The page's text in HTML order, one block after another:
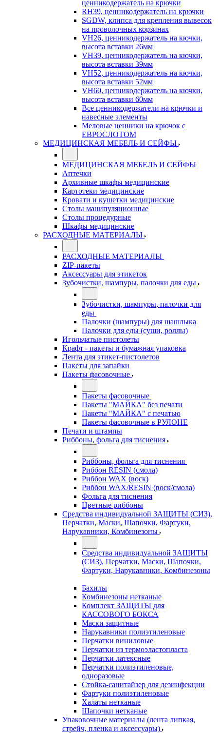
ценникодержатель на крючки
RH39, ценникодержатель на крючки
SGDW, клипса для крепления вывесок
на проволочных корзинах
VH26, ценникодержатель на кючки,
высота вставки 26мм
VH39, ценникодержатель на кючки,
высота вставки 39мм
VH52, ценникодержатель на кючки,
высота вставки 52мм
VH60, ценникодержатель на кючки,
высота вставки 60мм
Все ценникодержатели на крючки и
навесные элементы
Меловые ценники на крючок с
ЕВРОСЛОТОМ
МЕДИЦИНСКАЯ МЕБЕЛЬ И СЕЙФЫ
МЕДИЦИНСКАЯ МЕБЕЛЬ И СЕЙФЫ
Аптечки
Архивные шкафы медицинские
Картотеки медицинские
Кровати и кушетки медицинские
Столы манипуляционные
Столы процедурные
Шкафы медицинские
РАСХОДНЫЕ МАТЕРИАЛЫ
РАСХОДНЫЕ МАТЕРИАЛЫ
ZIP-пакеты
Аксессуары для этикеток
Зубочистки, шампуры, палочки для еды
Зубочистки, шампуры, палочки для
еды
Палочки (шампуры) для шашлыка
Палочки для еды (суши, роллы)
Игольчатые пистолеты
Крафт - пакеты и бумажная упаковка
Лента для этикет-пистолетов
Пакеты для запайки
Пакеты фасовочные
Пакеты фасовочные
Пакеты "МАЙКА" без печати
Пакеты "МАЙКА" с печатью
Пакеты фасовочные в РУЛОНЕ
Печати и штампы
Риббоны, фольга для тиснения
Риббоны, фольга для тиснения
Риббон RESIN (смола)
Риббон WAX (воск)
Риббон WAX/RESIN (воск/смола)
Фольга для тиснения
Цветные риббоны
Средства индивидуальной ЗАЩИТЫ (СИЗ),
Перчатки, Маски, Шапочки, Фартуки,
Нарукавники, Комбинезоны
Средства индивидуальной ЗАЩИТЫ
(СИЗ), Перчатки, Маски, Шапочки,
Фартуки, Нарукавники, Комбинезоны
Бахилы
Комбинезоны нетканые
Комплект ЗАЩИТЫ для
КАССОВОГО БОКСА
Маски защитные
Нарукавники полиэтиленовые
Перчатки виниловые
Перчатки из термоэластопласта
Перчатки латексные
Перчатки полиэтиленовые,
одноразовые
Стойка-санитайзер для дезинфекции
Фартуки полиэтиленовые
Халаты нетканые
Шапочки нетканые
Упаковочные материалы (лента липкая,
стрейч, пленка и аксессуары)